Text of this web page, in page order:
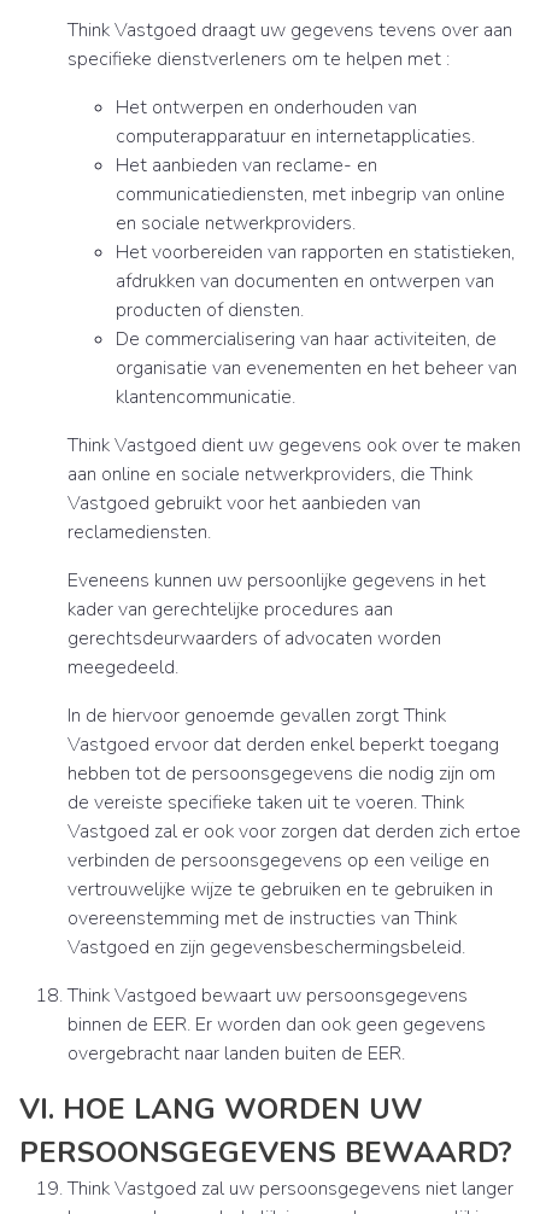
Think Vastgoed draagt uw gegevens tevens over aan
specifieke dienstverleners om te helpen met :
Het ontwerpen en onderhouden van
computerapparatuur en internetapplicaties.
Het aanbieden van reclame- en
communicatiediensten, met inbegrip van online
en sociale netwerkproviders.
Het voorbereiden van rapporten en statistieken,
afdrukken van documenten en ontwerpen van
producten of diensten.
De commercialisering van haar activiteiten, de
organisatie van evenementen en het beheer van
klantencommunicatie.
Think Vastgoed dient uw gegevens ook over te maken
aan online en sociale netwerkproviders, die Think
Vastgoed gebruikt voor het aanbieden van
reclamediensten.
Eveneens kunnen uw persoonlijke gegevens in het
kader van gerechtelijke procedures aan
gerechtsdeurwaarders of advocaten worden
meegedeeld.
In de hiervoor genoemde gevallen zorgt Think
Vastgoed ervoor dat derden enkel beperkt toegang
hebben tot de persoonsgegevens die nodig zijn om
de vereiste specifieke taken uit te voeren. Think
Vastgoed zal er ook voor zorgen dat derden zich ertoe
verbinden de persoonsgegevens op een veilige en
vertrouwelijke wijze te gebruiken en te gebruiken in
overeenstemming met de instructies van Think
Vastgoed en zijn gegevensbeschermingsbeleid.
Think Vastgoed bewaart uw persoonsgegevens
binnen de EER. Er worden dan ook geen gegevens
overgebracht naar landen buiten de EER.
VI. HOE LANG WORDEN UW
PERSOONSGEGEVENS BEWAARD?
Think Vastgoed zal uw persoonsgegevens niet langer